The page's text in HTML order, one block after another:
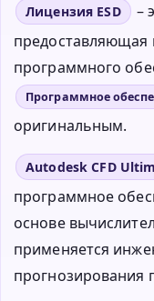
Лицензия ESD
–
предоставляющая
программного
Программное
оригинальным.
Autodesk CFD
программное
основе
применяется
прогнозирования